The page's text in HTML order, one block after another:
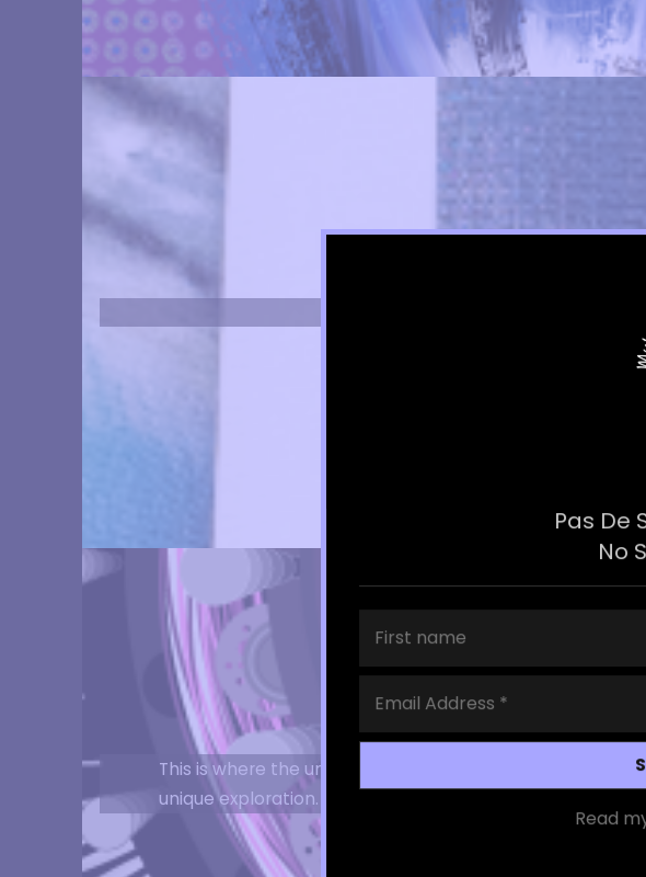
Art Never Stays
This is where the unexpected is born. My studio is a
unique exploration.
Pas De
No
Read